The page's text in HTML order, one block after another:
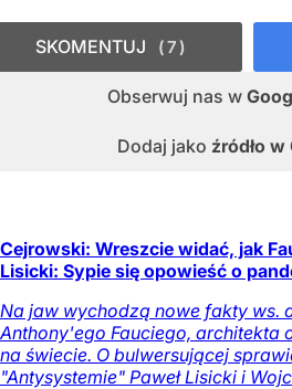
Obserwuj nas w
Dodaj jako źródło w
SKOMENTUJ 7
Cejrowski: Wreszcie widać, jak
Lisicki: Sypie się opowieść o
Na jaw wychodzą nowe fakty ws.
Anthony'ego Fauciego, architekta
na świecie. O bulwersującej
"Antysystemie" Paweł Lisicki i